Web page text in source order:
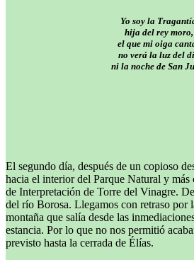
Yo soy la
hija del rey moro,
el que mi oiga
no verá la luz del
ni la noche de San
El segundo día, después de un copioso
hacia el interior del Parque Natural y más
de Interpretación de Torre del Vinagre.
del río Borosa. Llegamos con retraso por
montaña que salía desde las
estancia. Por lo que no nos permitió
previsto hasta la cerrada de Élías.